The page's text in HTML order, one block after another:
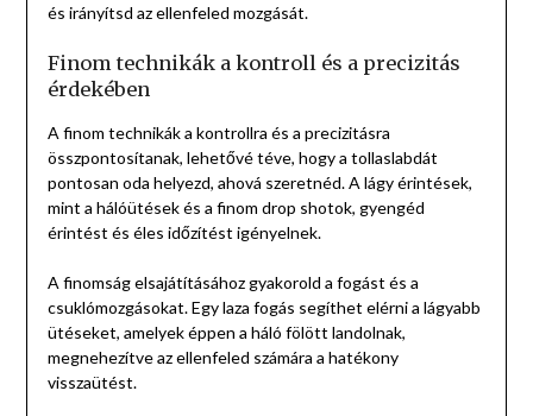
és irányítsd az ellenfeled mozgását.
Finom technikák a kontroll és a precizitás
érdekében
A finom technikák a kontrollra és a precizitásra
összpontosítanak, lehetővé téve, hogy a tollaslabdát
pontosan oda helyezd, ahová szeretnéd. A lágy érintések,
mint a hálóütések és a finom drop shotok, gyengéd
érintést és éles időzítést igényelnek.
A finomság elsajátításához gyakorold a fogást és a
csuklómozgásokat. Egy laza fogás segíthet elérni a lágyabb
ütéseket, amelyek éppen a háló fölött landolnak,
megnehezítve az ellenfeled számára a hatékony
visszaütést.